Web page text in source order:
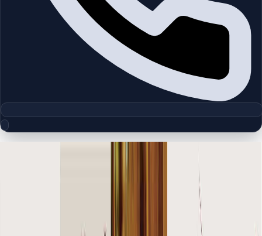
The Old Town Yansoon 5 |
Downtown Burj Khalifa | by Emaar
چیدمان‌های دقیق پروژه‌ها و مناطق دبی را بررسی کنید تا واحدها را